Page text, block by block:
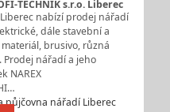
TECHNIK s.r.o. Liberec
Liberec nabízí prodej nářadí
dále stavební a
brusivo, různá
nářadí a jeho
NAREX
půjčovna nářadí Liberec